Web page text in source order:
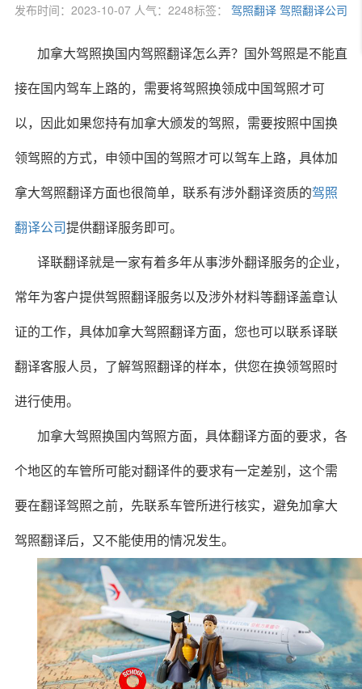
发布时间：2023-10-07 人气：2248标签： 驾照翻译 驾照翻译公司
加拿大驾照换国内驾照翻译怎么弄？国外驾照是不能直
接在国内驾车上路的，需要将驾照换领成中国驾照才可
以，因此如果您持有加拿大颁发的驾照，需要按照中国换
领驾照的方式，申领中国的驾照才可以驾车上路，具体加
拿大驾照翻译方面也很简单，联系有涉外翻译资质的驾照
翻译公司提供翻译服务即可。
译联翻译就是一家有着多年从事涉外翻译服务的企业，
常年为客户提供驾照翻译服务以及涉外材料等翻译盖章认
证的工作，具体加拿大驾照翻译方面，您也可以联系译联
翻译客服人员，了解驾照翻译的样本，供您在换领驾照时
进行使用。
加拿大驾照换国内驾照方面，具体翻译方面的要求，各
个地区的车管所可能对翻译件的要求有一定差别，这个需
要在翻译驾照之前，先联系车管所进行核实，避免加拿大
驾照翻译后，又不能使用的情况发生。